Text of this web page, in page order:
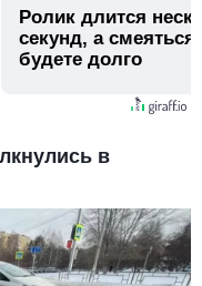
Ролик длится
секунд, а
будете долго
в